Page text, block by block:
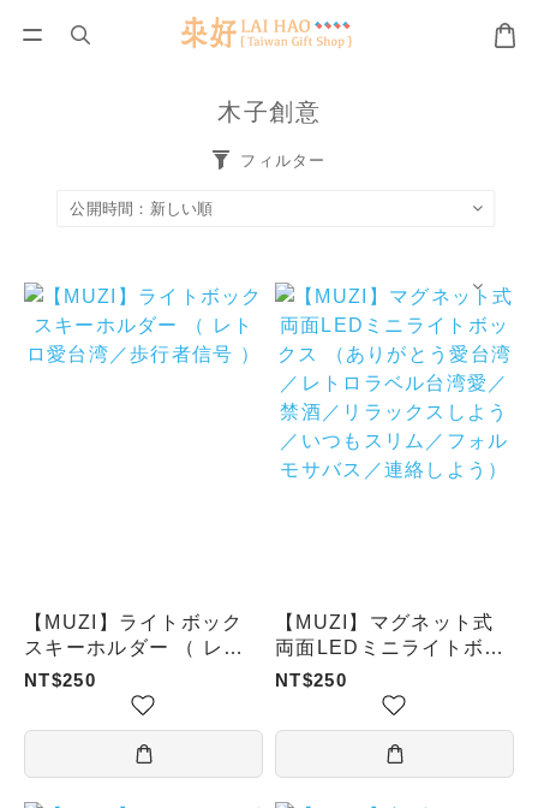
木子創意
フィルター
【MUZI】ライトボック
スキーホルダー （ レト
ロ愛台湾／歩行者信号 ）
NT$250
【MUZI】マグネット式
両面LEDミニライトボッ
クス （ありがとう愛台湾
／レトロラベル台湾愛／
／いつもスリム／フォル
モサバス／連絡しよう）
NT$250